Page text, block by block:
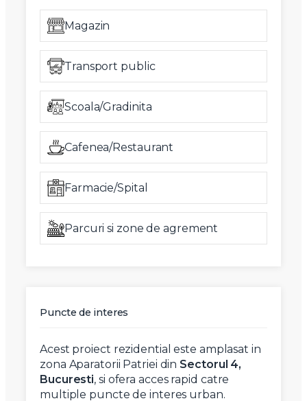
Magazin
Transport public
Scoala/Gradinita
Cafenea/Restaurant
Farmacie/Spital
Parcuri si zone de agrement
Puncte de interes
Acest proiect rezidential este amplasat in
zona Aparatorii Patriei din Sectorul 4,
Bucuresti, si ofera acces rapid catre
multiple puncte de interes urban.